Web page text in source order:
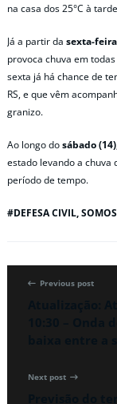
na casa dos 25°C à
Já a partir da sexta-
provoca chuva em
sexta já há chance de
RS, e que vêm
granizo.
Ao longo dosábado (14)
estado levando a
período de tempo.
#DEFESA CIVIL,
Previous post
Next post